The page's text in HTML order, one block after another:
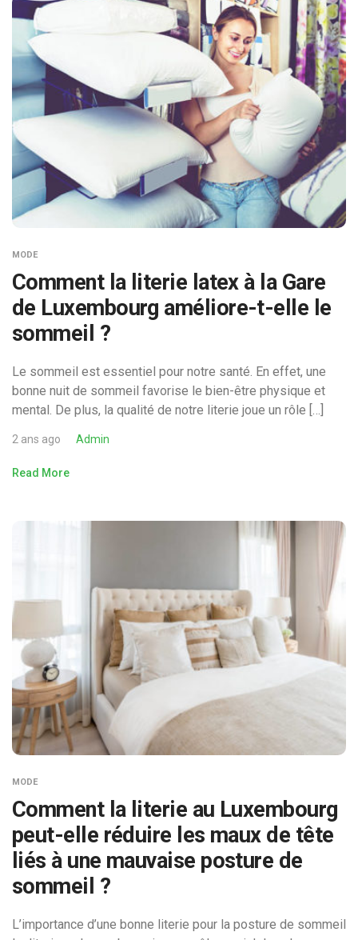
MODE
Comment la literie latex à la Gare
de Luxembourg améliore-t-elle le
sommeil ?
Le sommeil est essentiel pour notre santé. En effet, une
bonne nuit de sommeil favorise le bien-être physique et
mental. De plus, la qualité de notre literie joue un rôle […]
2 ans ago Admin
Read More
MODE
Comment la literie au Luxembourg
peut-elle réduire les maux de tête
liés à une mauvaise posture de
sommeil ?
L’importance d’une bonne literie pour la posture de sommeil